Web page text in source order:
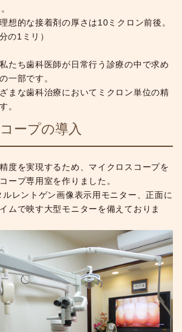
想的な接着剤の厚さは10ミクロン前後。
の1ミリ）
たち歯科医師が日常行う診療の中で求め
一部です。
まな歯科治療においてミクロン単位の精
。
ープの導入
度を実現するため、マイクロスコープを
ープ専用室を作りました。
レントゲン画像表示用モニター、正面に
ムで映す大型モニターを備えておりま